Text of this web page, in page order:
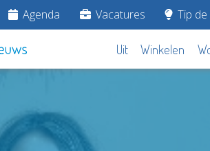
Agenda Vacatures Tip
Uit Winkelen